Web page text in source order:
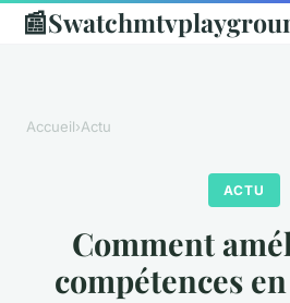
📰
Accueil›Actu
ACTU
Comment
compétences